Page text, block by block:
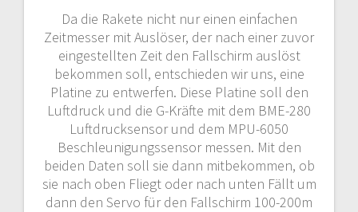
Da die Rakete nicht nur einen einfachen
Zeitmesser mit Auslöser, der nach einer zuvor
eingestellten Zeit den Fallschirm auslöst
bekommen soll, entschieden wir uns, eine
Platine zu entwerfen. Diese Platine soll den
Luftdruck und die G-Kräfte mit dem BME-280
Luftdrucksensor und dem MPU-6050
Beschleunigungssensor messen. Mit den
beiden Daten soll sie dann mitbekommen, ob
sie nach oben Fliegt oder nach unten Fällt um
dann den Servo für den Fallschirm 100-200m